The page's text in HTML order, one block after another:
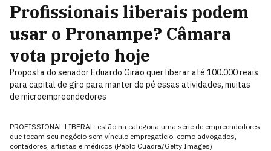
Profissionais liberais podem
usar o Pronampe? Câmara
vota projeto hoje
Proposta do senador Eduardo Girão quer liberar até 100.000 reais
para capital de giro para manter de pé essas atividades, muitas
de microempreendedores
PROFISSIONAL LIBERAL: estão na categoria uma série de empreendedores
que tocam seu negócio sem vínculo empregatício, como advogados,
contadores, artistas e médicos (Pablo Cuadra/Getty Images)